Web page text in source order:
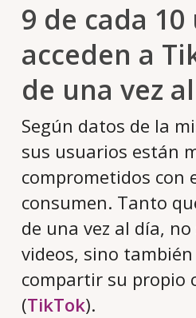
9 de cada
acceden a
de una vez
Según datos de la
sus usuarios están
comprometidos con
consumen. Tanto
de una vez al día,
videos, sino
compartir su propio
(TikTok).